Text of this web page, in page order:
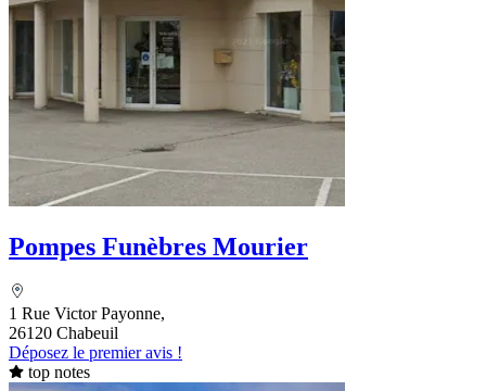
Pompes Funèbres Mourier
1 Rue Victor Payonne,
26120 Chabeuil
Déposez le premier avis !
top notes